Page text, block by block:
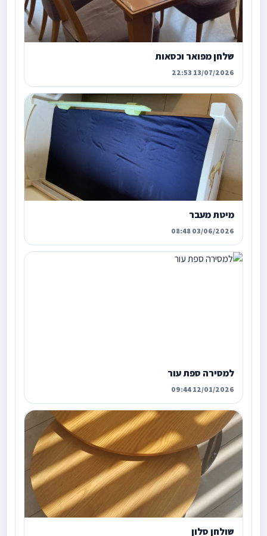
שלחן מפואר וכסאות
13/07/2026 22:53
מיטת מעבר
03/06/2026 08:48
למסירה ספת עור
12/01/2026 09:44
שולחן סלון